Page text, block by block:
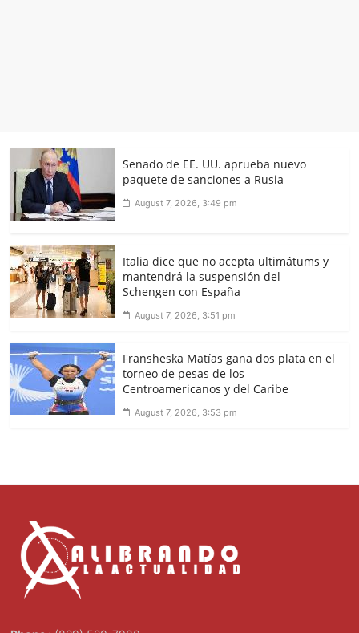
Senado de EE. UU. aprueba nuevo
paquete de sanciones a Rusia
August 7, 2026, 3:49 pm
Italia dice que no acepta ultimátums y
mantendrá la suspensión del
Schengen con España
August 7, 2026, 3:51 pm
Fransheska Matías gana dos plata en el
torneo de pesas de los
Centroamericanos y del Caribe
August 7, 2026, 3:53 pm